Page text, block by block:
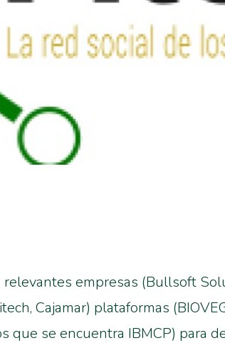
empresas (Bullsoft
Cajamar) plataformas
que se encuentra IBMCP) para